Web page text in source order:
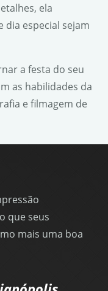
ela
dia especial sejam
a festa do seu
as habilidades da
e filmagem de
que seus
mais uma boa